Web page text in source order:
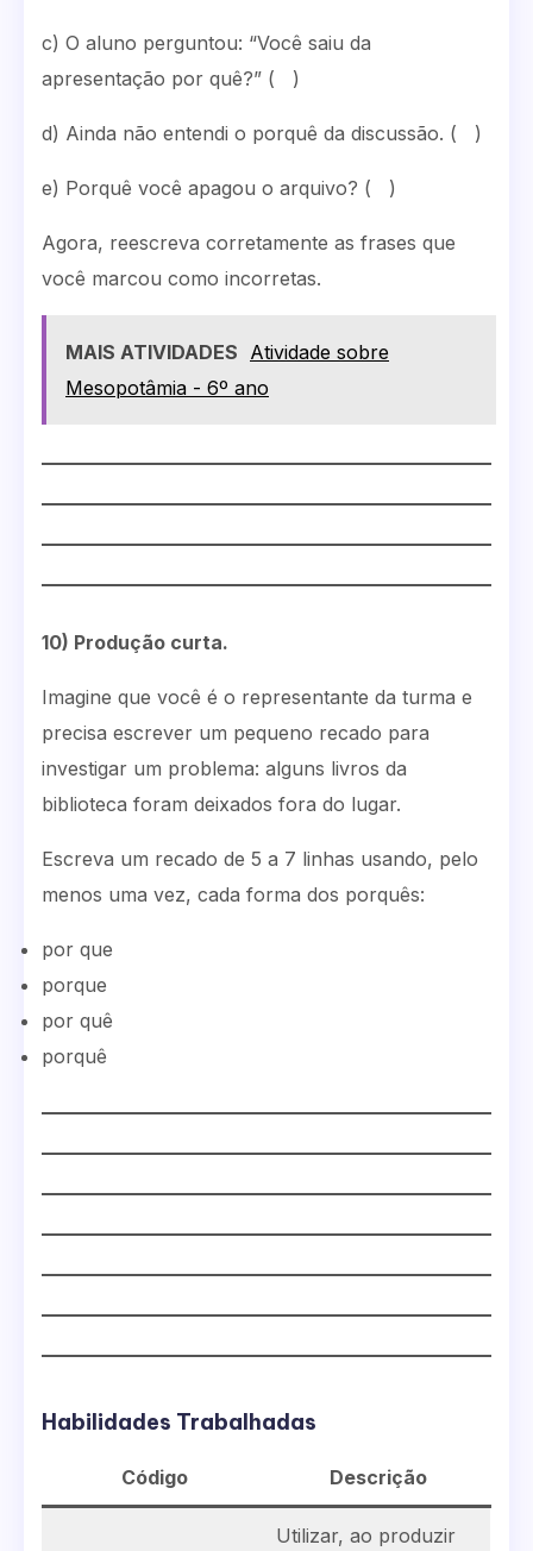
c) O aluno perguntou: “Você saiu da
apresentação por quê?” ( )
d) Ainda não entendi o porquê da discussão. ( )
e) Porquê você apagou o arquivo? ( )
Agora, reescreva corretamente as frases que
você marcou como incorretas.
MAIS ATIVIDADES Atividade sobre
Mesopotâmia - 6º ano
10) Produção curta.
Imagine que você é o representante da turma e
precisa escrever um pequeno recado para
investigar um problema: alguns livros da
biblioteca foram deixados fora do lugar.
Escreva um recado de 5 a 7 linhas usando, pelo
menos uma vez, cada forma dos porquês:
por que
porque
por quê
porquê
Habilidades Trabalhadas
Código Descrição
Utilizar, ao produzir